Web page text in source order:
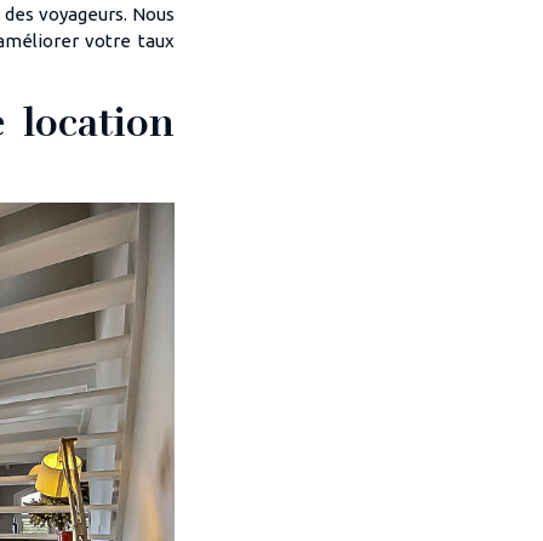
voyageurs. Nous
votre taux
location